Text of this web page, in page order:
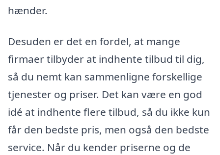
hænder.
Desuden er det en fordel, at mange
firmaer tilbyder at indhente tilbud til dig,
så du nemt kan sammenligne forskellige
tjenester og priser. Det kan være en god
idé at indhente flere tilbud, så du ikke kun
får den bedste pris, men også den bedste
service. Når du kender priserne og de